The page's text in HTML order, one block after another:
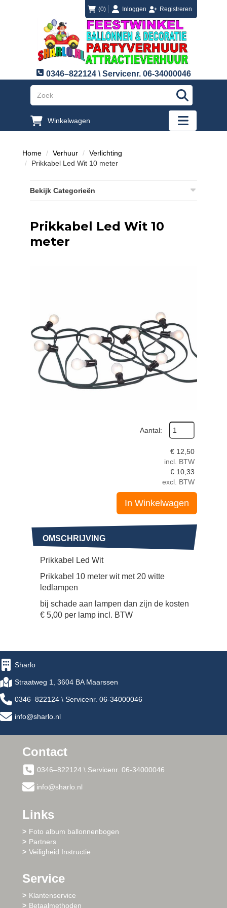
(0) loginInloggen
registreren Registreren
0346–822124 \ Servicenr. 06-34000046
"Zoeken
Winkelwagen
"Toggle
Home Verhuur
Verlichting
Prikkabel Led Wit 10 meter
Bekijk Categorieën
Prikkabel Led Wit 10
meter
Aantal:
€ 12,50
incl. BTW
€ 10,33
excl. BTW
In Winkelwagen
OMSCHRIJVING
Prikkabel Led Wit
Prikkabel 10 meter wit met 20 witte
ledlampen
bij schade aan lampen dan zijn de kosten
€ 5,00 per lamp incl. BTW
Sharlo
Straatweg 1, 3604 BA Maarssen
0346–822124 \ Servicenr. 06-34000046
info@sharlo.nl
Contact
0346–822124 \ Servicenr. 06-34000046
info@sharlo.nl
Links
Foto album ballonnenbogen
Partners
Veiligheid Instructie
Service
Klantenservice
Betaalmethoden